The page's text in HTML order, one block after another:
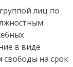
лиц по
в виде
на срок